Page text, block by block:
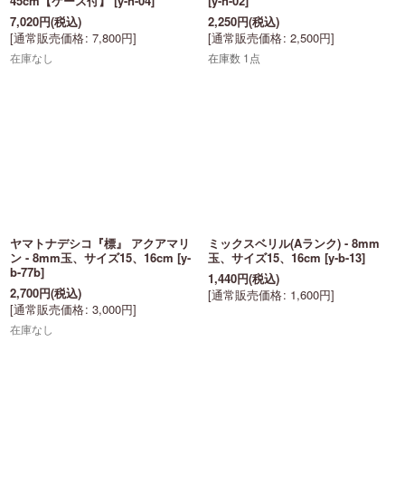
7,020円(税込)
[通常販売価格: 7,800円]
在庫なし
2,250円(税込)
[通常販売価格: 2,500円]
在庫数 1点
ヤマトナデシコ『標』 アクアマリ
ン - 8mm玉、サイズ15、16cm [y-
b-77b]
2,700円(税込)
[通常販売価格: 3,000円]
在庫なし
ミックスベリル(Aランク) - 8mm
玉、サイズ15、16cm [y-b-13]
1,440円(税込)
[通常販売価格: 1,600円]